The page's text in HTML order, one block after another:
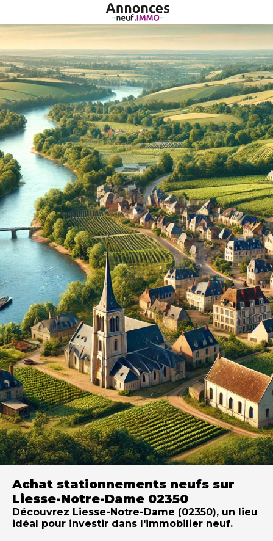
Achat stationnements neufs sur
Liesse-Notre-Dame 02350
Découvrez Liesse-Notre-Dame (02350), un lieu
idéal pour investir dans l'immobilier neuf.